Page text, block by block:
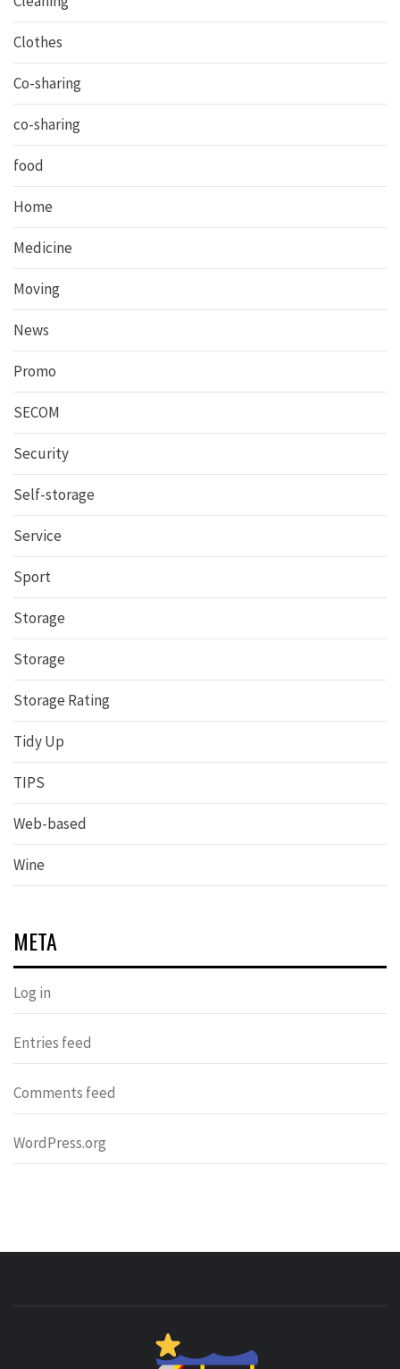
Clothes
Co-sharing
co-sharing
food
Home
Medicine
Moving
News
Promo
SECOM
Security
Self-storage
Service
Sport
Storage
Storage
Storage Rating
Tidy Up
TIPS
Web-based
Wine
META
Log in
Entries feed
Comments feed
WordPress.org